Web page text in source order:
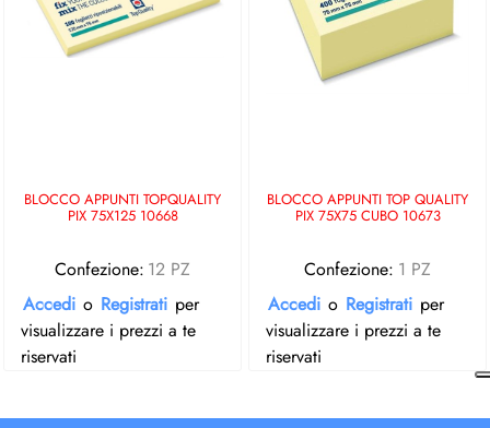
BLOCCO APPUNTI TOPQUALITY
PIX 75X125 10668
Confezione: 12 PZ
Accedi o Registrati per
visualizzare i prezzi a te
riservati
BLOCCO APPUNTI TOP QUALITY
PIX 75X75 CUBO 10673
Confezione: 1 PZ
Accedi o Registrati per
visualizzare i prezzi a te
riservati